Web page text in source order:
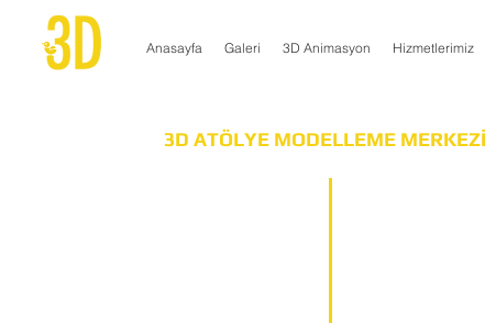
Anasayfa Galeri 3D Animasyon Hizmetlerimiz
3D ATÖLYE MODELLEME MERKEZİ